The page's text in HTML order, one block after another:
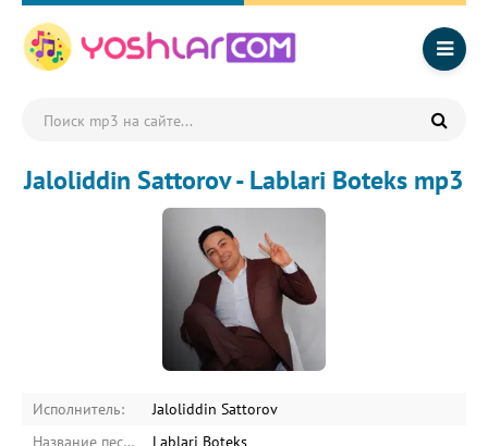
Jaloliddin Sattorov - Lablari Boteks mp3
Исполнитель:
Jaloliddin Sattorov
Название песни:
Lablari Boteks